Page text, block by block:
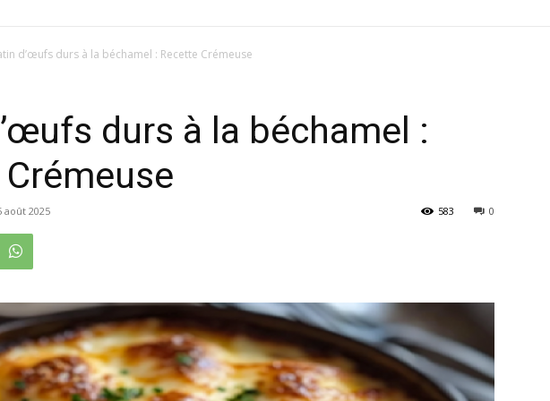
d’œufs durs à la béchamel : Recette Crémeuse
durs à la béchamel :
août 2025 0
583